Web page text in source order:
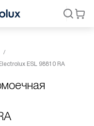
ESL 98810 RA